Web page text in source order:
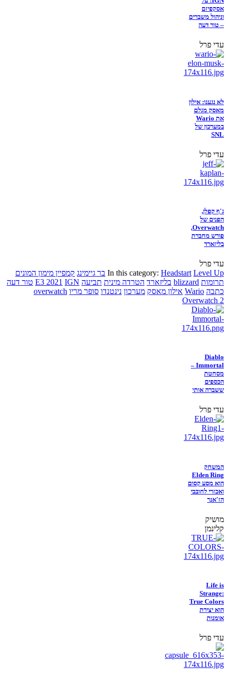
אסקפיזם
וניהול משברים
– טור דעה
עדי פרל
לא נגענו: אילון
מאסק מגלם
את Wario
במערכון של
SNL
עדי פרל
ג'ף קפלן,
הפנים של
Overwatch,
פורש מחברת
בליזארד
עדי פרל
In this category: Headstart Level Up בר גיימינג קמפיין מימון המונים
תרומות blizzard בליזארד הטרדה מינית תביעה E3 2021 IGN
טור דעה
כתבה Wario אילון מאסק מערכון נינטנדו סופר מריו overwatch
Overwatch 2
Diablo
Immortal –
מסחטת
הכספים
ששברה אותי
עדי פרל
המשחק
Elden Ring
הוא מסע קסום
ואכזרי לחובבי
הז'אנר
מושיק
קלינמן
Life is
Strange:
True Colors
הוא יצירת
אומנות
עדי פרל